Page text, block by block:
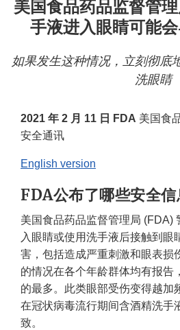
美国食品药品监督管
手液进入眼睛可能
如果发生这种情况，立刻彻底
洗眼睛
2021 年 2 月 11 日 FDA 美国食
安全通讯
English version
FDA公布了哪些安全信
美国食品药品监督管理局 (FDA)
入眼睛或使用洗手液后接触到眼
害，包括造成严重刺激和眼表损
的情况在各个年龄群体均有报告
的最多。此类眼部受伤变得越加
在冠状病毒流行期间含酒精洗手
致。